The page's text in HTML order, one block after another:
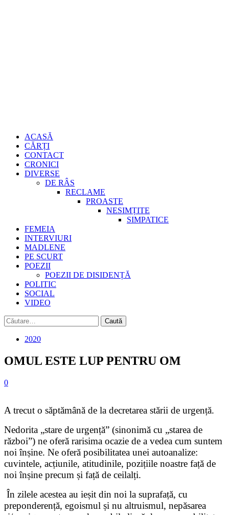
Primary
Menu
ACASĂ
CĂRȚI
CONTACT
CRONICI
DIVERSE
DE RÂS
RECLAME
PROASTE
NESIMȚITE
SIMPATICE
FEMEIA
INTERVIURI
MADLENE
PE SCURT
POEZII
POEZII DE DISIDENȚĂ
POLITIC
SOCIAL
VIDEO
Caută
după:
2020
OMUL ESTE LUP PENTRU OM
0
A trecut o săptămână de la decretarea stării de urgență.
Nedorita „stare de urgență” (sinonimă cu „starea de
război”) ne oferă rarisima ocazie de a vedea cum suntem
noi înșine. Ne oferă posibilitatea unei autoanalize:
cuvintele, acțiunile, atitudinile, pozițiile noastre față de
noi înșine precum și față de ceilalți.
În zilele acestea au ieșit din noi la suprafață, cu
preponderență, egoismul și nu altruismul, nepăsarea